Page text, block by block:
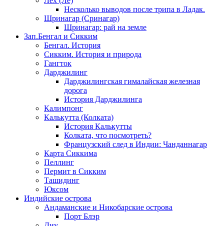
Несколько выводов после трипа в Ладак.
Шринагар (Сринагар)
Шринагар: рай на земле
Зап.Бенгал и Сикким
Бенгал. История
Сикким. История и природа
Гангток
Дарджилинг
Дарджилингская гималайская железная
дорога
История Дарджилинга
Калимпонг
Калькутта (Колката)
История Калькутты
Колката, что посмотреть?
Французский след в Индии: Чанданнагар
Карта Сиккима
Пеллинг
Пермит в Сикким
Ташидинг
Юксом
Индийские острова
Андаманские и Никобарские острова
Порт Блэр